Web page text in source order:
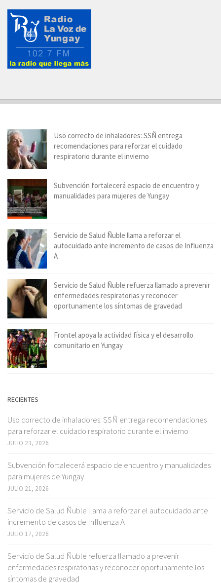
Uso correcto de inhaladores: SSÑ entrega
recomendaciones para reforzar el cuidado
respiratorio durante el invierno
Subvención fortalecerá espacio de encuentro y
manualidades para mujeres de Yungay
Servicio de Salud Ñuble llama a reforzar el
autocuidado ante incremento de casos de Influenza
A
Servicio de Salud Ñuble refuerza llamado a prevenir
enfermedades respiratorias y reconocer
oportunamente los síntomas de gravedad
Frontel apoya la actividad física y el desarrollo
comunitario en Yungay
RECIENTES
Uso correcto de inhaladores: SSÑ entrega recomendaciones
para reforzar el cuidado respiratorio durante el invierno
JULIO 23, 2026
Subvención fortalecerá espacio de encuentro y manualidades
para mujeres de Yungay
JULIO 21, 2026
Servicio de Salud Ñuble llama a reforzar el autocuidado ante
incremento de casos de Influenza A
JULIO 17, 2026
Servicio de Salud Ñuble refuerza llamado a prevenir
enfermedades respiratorias y reconocer oportunamente los
síntomas de gravedad